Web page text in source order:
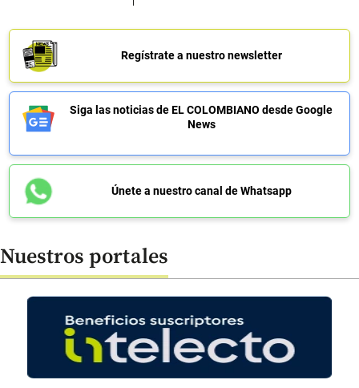
Regístrate a nuestro newsletter
Siga las noticias de EL COLOMBIANO desde Google
News
Únete a nuestro canal de Whatsapp
Nuestros portales